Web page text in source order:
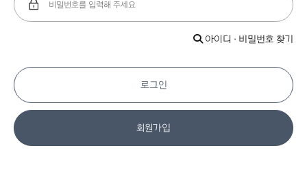
아이디 · 비밀번호 찾기
로그인
회원가입